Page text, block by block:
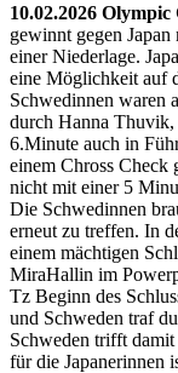
10.02.2026 Olympic
gewinnt gegen
einer Niederlage.
eine Möglichkeit auf
Schwedinnen waren
durch Hanna Thuvik,
6.Minute auch in
einem Chross Check
nicht mit einer 5
Die Schwedinnen
erneut zu treffen. In
einem mächtigen
MiraHallin im
Tz Beginn des
und Schweden traf
Schweden trifft
für die Japanerinnen